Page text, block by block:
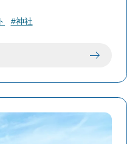
化を象徴する存在で
事代主命（ことしろ
の御子・大三王子明
#神社